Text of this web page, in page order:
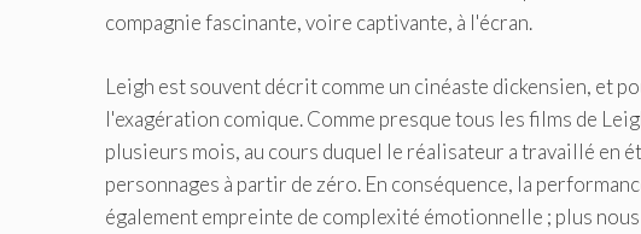
compagnie fascinante, voire captivante, à l'écran.
Leigh est souvent décrit comme un cinéaste dickensien, et
l'exagération comique. Comme presque tous les films de
plusieurs mois, au cours duquel le réalisateur a travaillé en
personnages à partir de zéro. En conséquence, la
également empreinte de complexité émotionnelle ; plus